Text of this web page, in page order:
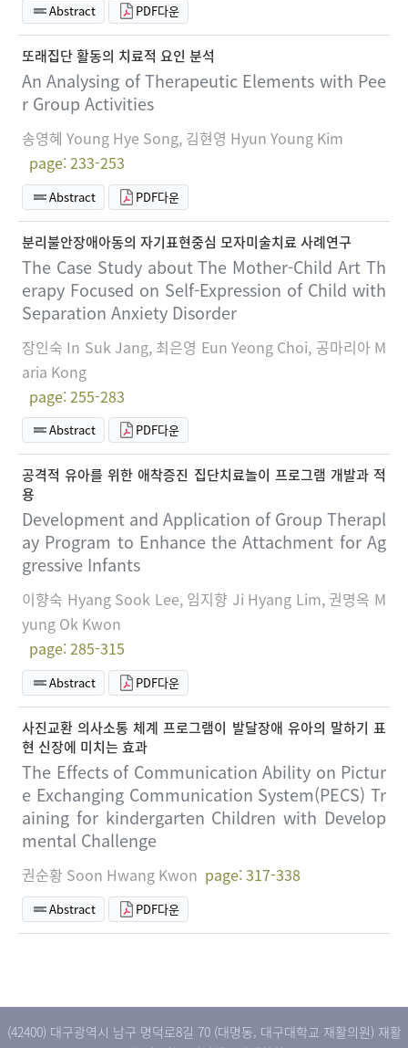
Abstract PDF다운
또래집단 활동의 치료적 요인 분석
An Analysing of Therapeutic Elements with Pee
r Group Activities
송영혜 Young Hye Song, 김현영 Hyun Young Kim
page: 233-253
Abstract PDF다운
분리불안장애아동의 자기표현중심 모자미술치료 사례연구
The Case Study about The Mother-Child Art Th
erapy Focused on Self-Expression of Child with
Separation Anxiety Disorder
장인숙 In Suk Jang, 최은영 Eun Yeong Choi, 공마리아 M
aria Kong
page: 255-283
Abstract PDF다운
공격적 유아를 위한 애착증진 집단치료놀이 프로그램 개발과 적
용
Development and Application of Group Therapl
ay Program to Enhance the Attachment for Ag
gressive Infants
이향숙 Hyang Sook Lee, 임지향 Ji Hyang Lim, 권명옥 M
yung Ok Kwon
page: 285-315
Abstract PDF다운
사진교환 의사소통 체계 프로그램이 발달장애 유아의 말하기 표
현 신장에 미치는 효과
The Effects of Communication Ability on Pictur
e Exchanging Communication System(PECS) Tr
aining for kindergarten Children with Develop
mental Challenge
권순황 Soon Hwang Kwon page: 317-338
Abstract PDF다운
(42400) 대구광역시 남구 명덕로8길 70 (대명동, 대구대학교 재활의원) 재활